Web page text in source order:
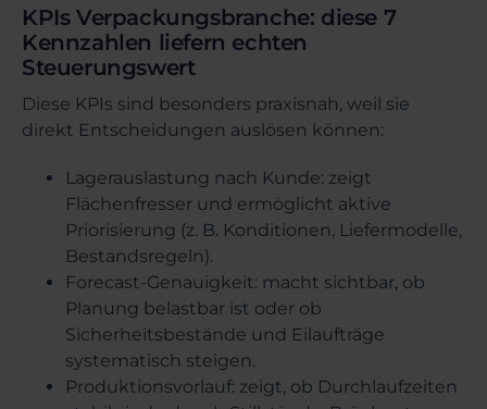
KPIs Verpackungsbranche: diese 7
Kennzahlen liefern echten
Steuerungswert
Diese KPIs sind besonders praxisnah, weil sie
direkt Entscheidungen auslösen können:
Lagerauslastung nach Kunde: zeigt
Flächenfresser und ermöglicht aktive
Priorisierung (z. B. Konditionen, Liefermodelle,
Bestandsregeln).
Forecast-Genauigkeit: macht sichtbar, ob
Planung belastbar ist oder ob
Sicherheitsbestände und Eilaufträge
systematisch steigen.
Produktionsvorlauf: zeigt, ob Durchlaufzeiten